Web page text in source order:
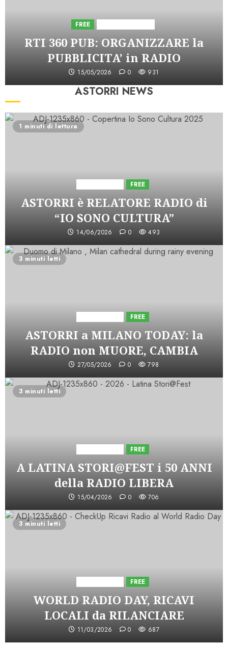
FREE
RTI 360 PUB: ORGANIZZARE la
PUBBLICITA’ in RADIO
15/05/2026 0 931
ASTORRI NEWS
1 minuti di lettura
FREE
ASTORRI è RELATORE RADIO di
“IO SONO CULTURA”
14/06/2026 0 493
3 minuti letti
FREE
ASTORRI a MILANO TODAY: la
RADIO non MUORE, CAMBIA
27/05/2026 0 798
3 minuti letti
FREE
A LATINA STORI@FEST i 50 ANNI
della RADIO LIBERA
15/04/2026 0 706
3 minuti letti
FREE
WORLD RADIO DAY, RICAVI
LOCALI da RILANCIARE
11/03/2026 0 687